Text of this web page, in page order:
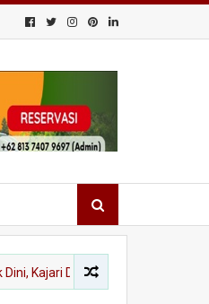
Dharmasraya Tegaskan Mitigasi